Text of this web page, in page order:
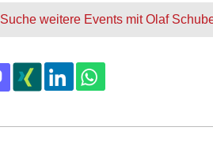
Suche weitere Events mit Olaf